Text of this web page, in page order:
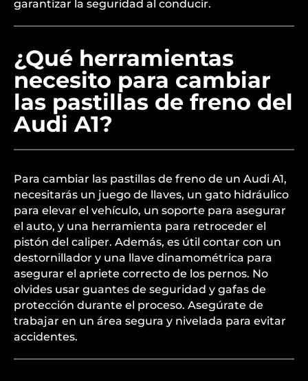
garantizar la seguridad al conducir.
¿Qué herramientas
necesito para cambiar
las pastillas de freno del
Audi A1?
Para cambiar las pastillas de freno de un Audi A1,
necesitarás un juego de llaves, un gato hidráulico
para elevar el vehículo, un soporte para asegurar
el auto, y una herramienta para retroceder el
pistón del caliper. Además, es útil contar con un
destornillador y una llave dinamométrica para
asegurar el apriete correcto de los pernos. No
olvides usar guantes de seguridad y gafas de
protección durante el proceso. Asegúrate de
trabajar en un área segura y nivelada para evitar
accidentes.